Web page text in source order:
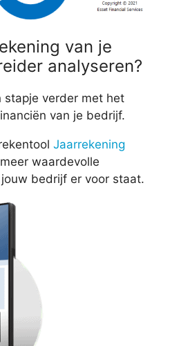
van je
analyseren?
stapje verder met het
van je bedrijf.
Jaarrekening
waardevolle
bedrijf er voor staat.